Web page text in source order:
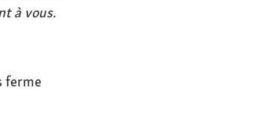
à vous.
ferme